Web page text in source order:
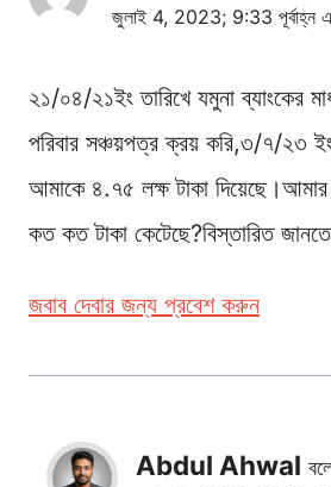
জুলাই 4, 2023; 9:33 পূর্বাহ্ন এ
২১/০৪/২১ইং তারিখে যমুনা ব্যাংকের
পরিবার সঞ্চয়পত্র ক্রয় করি,৩/৭/২৩ ইং
আমাকে ৪.৭৫ লক্ষ টাকা
কত কত টাকা কেটেছে?বিস্তারিত
জবাব দেবার জন্য প্রবেশ করুন
Abdul Ahwal